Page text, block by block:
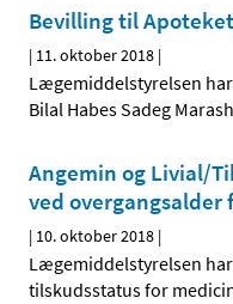
Bevilling til
| 11. oktober 2018 |
Lægemiddelstyrelsen
Bilal Habes Sadeg
Angemin og Livial/
ved
| 10. oktober 2018 |
Lægemiddelstyrelsen
tilskudsstatus for